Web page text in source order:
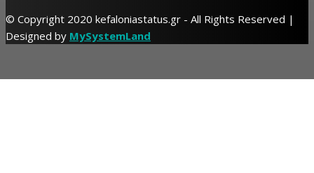
© Copyright 2020 kefaloniastatus.gr - All Rights Reserved |
Designed by MySystemLand